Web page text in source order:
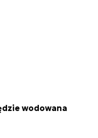
wodowana